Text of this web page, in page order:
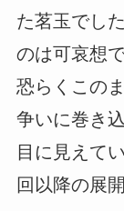
た茗玉でし
のは可哀想
恐らくこの
争いに巻き
目に見えて
回以降の展